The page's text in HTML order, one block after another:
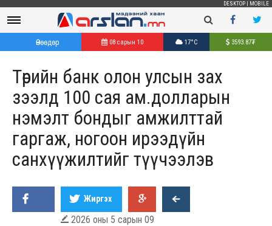
DESKTOP MOBILE
Өнөөдөр 08 сарын 10 17°C 3593.87₮
Төрийн банк олон улсын зах
зээлд 100 сая ам.долларын
нэмэлт бондыг амжилттай
гаргаж, ногоон ирээдүйн
санхүүжилтийг түүчээлэв
Жиргэх
 2026 оны 5 сарын 09